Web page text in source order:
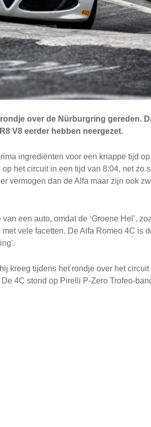
over de Nürburgring gereden.
V8 eerder hebben neergezet.
ingrediënten voor een knappe tijd
het circuit in een tijd van 8:04, net zo
vermogen dan de Alfa maar zijn ook
een auto, omdat de ‘Groene Hel’,
vele facetten. De Alfa Romeo 4C is
kreeg tijdens het rondje over het
4C stond op Pirelli P-Zero Trofeo-